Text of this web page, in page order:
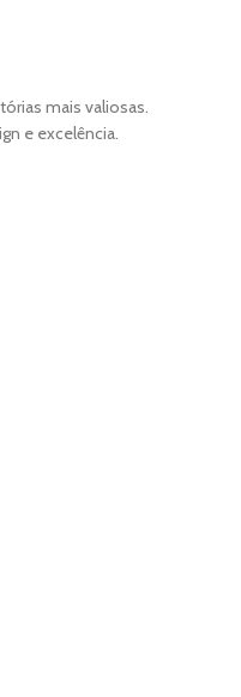
mais valiosas.
e excelência.